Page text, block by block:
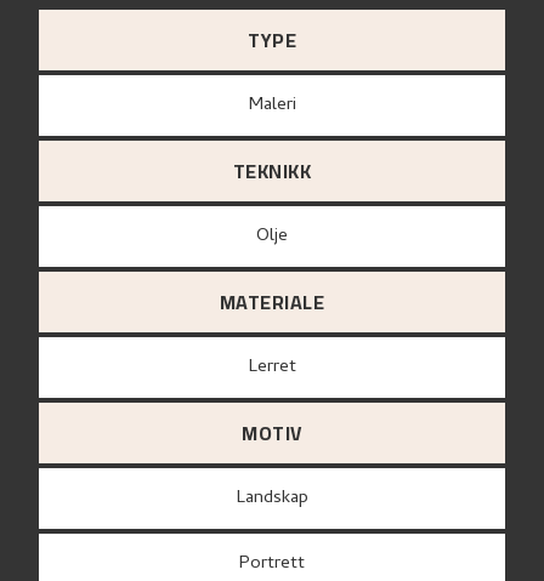
TYPE
Maleri
TEKNIKK
Olje
MATERIALE
lerret
MOTIV
Landskap
Portrett